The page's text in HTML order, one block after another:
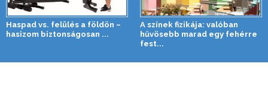
Haspad vs. felülés a földön –
hasizom biztonságosan ...
A színek fizikája: valóban
hűvösebb marad egy fehérre
fest...